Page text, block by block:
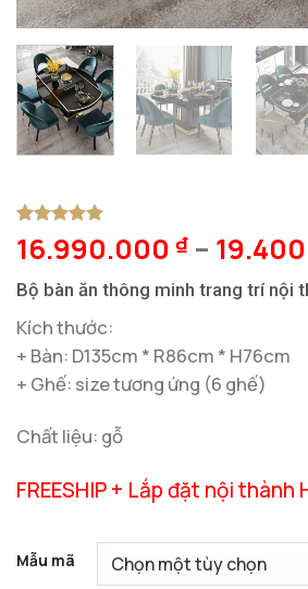
5trên 5
dựa trên
1
16.990.000 ₫ –
Bộ bàn ăn thông minh trang trí nội
Kích thước:
+ Bàn: D135cm * R86cm * H76cm
+ Ghế: size tương ứng (6 ghế)
Chất liệu: gỗ
FREESHIP + Lắp đặt nội thành
Mẫu mã